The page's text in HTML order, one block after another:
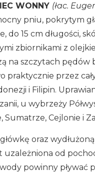
WONNY (łac.
pniu, pokrytym
do 15 cm długości,
zbiornikami z
na szczytach pędów
praktycznie przez
i Filipin.
u wybrzeży
Sumatrze, Cejlonie i
oraz
uzależniona od
powinny pływać